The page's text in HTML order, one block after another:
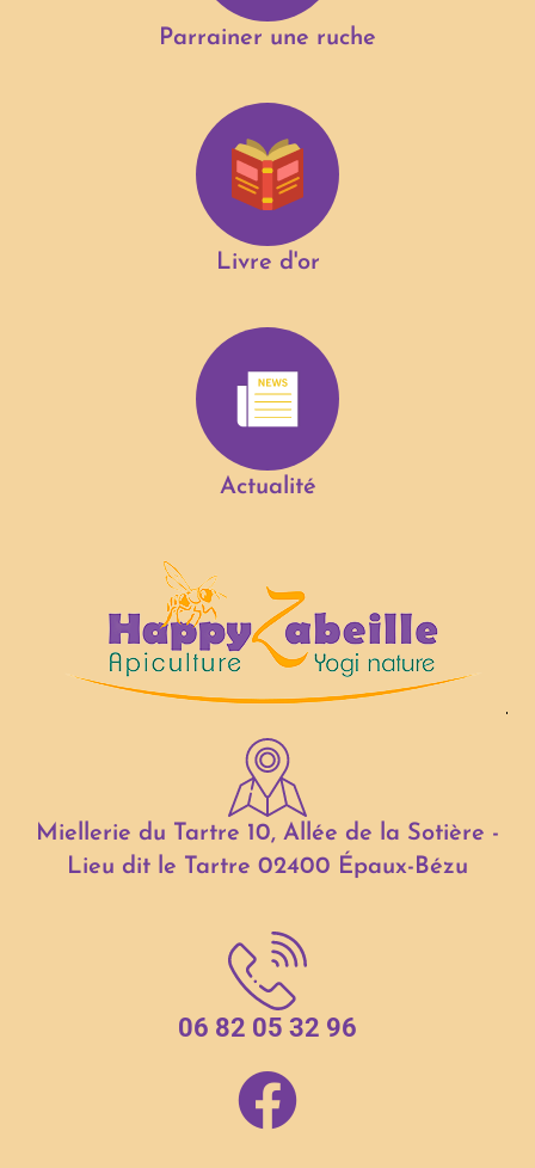
Parrainer une ruche
Livre d'or
Actualité
Miellerie du Tartre 10, Allée de la Sotière -
Lieu dit le Tartre 02400 Épaux-Bézu
06 82 05 32 96